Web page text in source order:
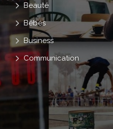
Beauté
Bébés
Business
Communication